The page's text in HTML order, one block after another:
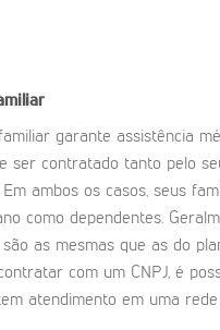
garante assistência
ser contratado tanto pelo
ambos os casos, seus
como dependentes.
são as mesmas que as do
com um CNPJ, é
atendimento em uma